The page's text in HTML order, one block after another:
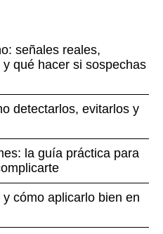
señales reales,
qué hacer si sospechas
detectarlos, evitarlos y
la guía práctica para
cómo aplicarlo bien en